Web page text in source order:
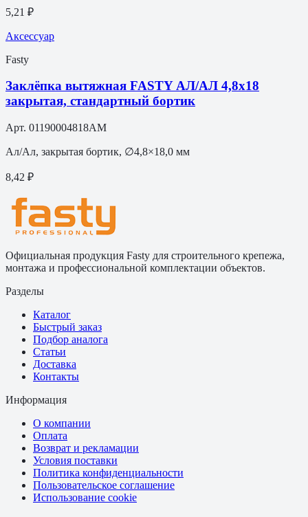
5,21 ₽
Аксессуар
Fasty
Заклёпка вытяжная FASTY АЛ/АЛ 4,8х18
закрытая, стандартный бортик
Арт. 01190004818AM
Ал/Ал, закрытая бортик, ∅4,8×18,0 мм
8,42 ₽
Официальная продукция Fasty для строительного крепежа,
монтажа и профессиональной комплектации объектов.
Разделы
Каталог
Быстрый заказ
Подбор аналога
Статьи
Доставка
Контакты
Информация
О компании
Оплата
Возврат и рекламации
Условия поставки
Политика конфиденциальности
Пользовательское соглашение
Использование cookie